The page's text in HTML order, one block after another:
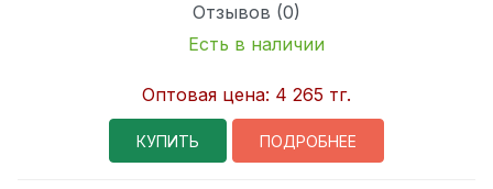
Отзывов (0)
Есть в наличии
Оптовая цена: 4 265 тг.
КУПИТЬ ПОДРОБНЕЕ